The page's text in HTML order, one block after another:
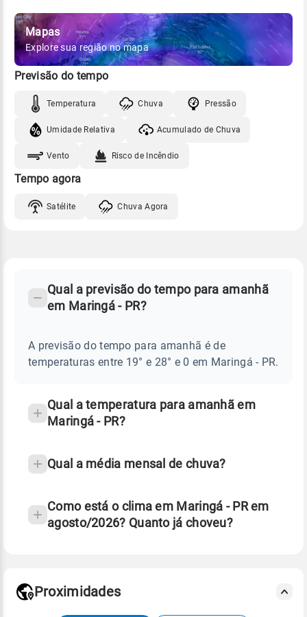
Mapas
Explore sua região no mapa
Previsão do tempo
Temperatura Chuva Pressão
Umidade Relativa Acumulado de Chuva
Vento Risco de Incêndio
Tempo agora
Satélite Chuva Agora
MARINGÁ
Perguntas
sobre
chuva
temperatura
Qual a previsão do tempo para amanhã
em Maringá - PR?
A previsão do tempo para amanhã é de
temperaturas entre 19° e 28° e 0 em Maringá - PR.
Qual a temperatura para amanhã em
Maringá - PR?
Qual a média mensal de chuva?
Como está o clima em Maringá - PR em
agosto/2026? Quanto já choveu?
Proximidades